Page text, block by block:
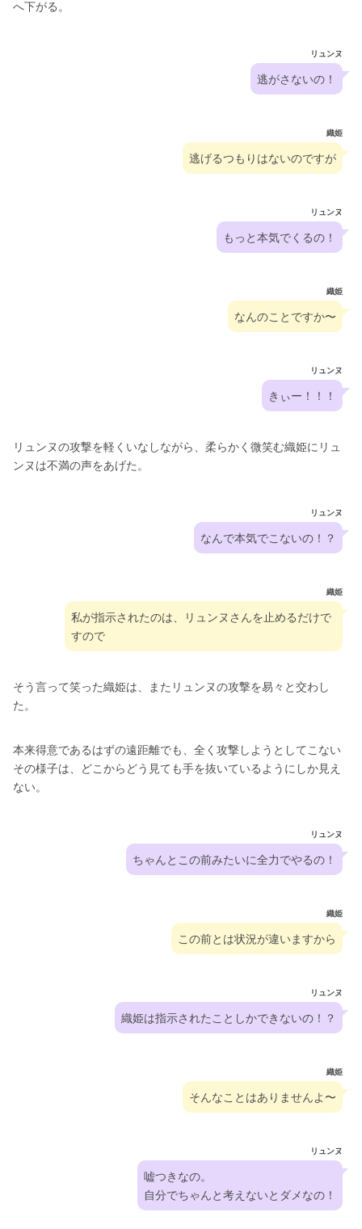
へ下がる。
リュンヌ
逃がさないの！
織姫
逃げるつもりはないのですが
リュンヌ
もっと本気でくるの！
織姫
なんのことですか〜
リュンヌ
きぃー！！！
リュンヌの攻撃を軽くいなしながら、柔らかく微笑む織姫にリュ
ンヌは不満の声をあげた。
リュンヌ
なんで本気でこないの！？
織姫
私が指示されたのは、リュンヌさんを止めるだけで
すので
そう言って笑った織姫は、またリュンヌの攻撃を易々と交わし
た。
本来得意であるはずの遠距離でも、全く攻撃しようとしてこない
その様子は、どこからどう見ても手を抜いているようにしか見え
ない。
リュンヌ
ちゃんとこの前みたいに全力でやるの！
織姫
この前とは状況が違いますから
リュンヌ
織姫は指示されたことしかできないの！？
織姫
そんなことはありませんよ〜
リュンヌ
嘘つきなの。
自分でちゃんと考えないとダメなの！